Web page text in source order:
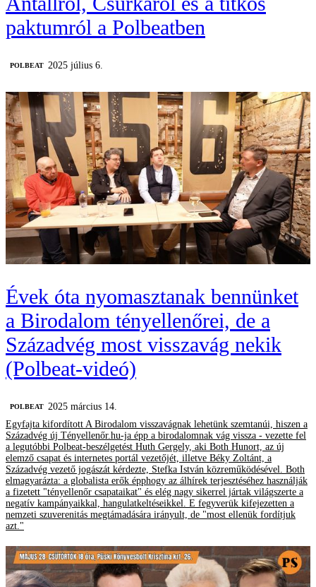
paktumról a Polbeatben
‎POLBEAT 2025 július 6.
Évek óta nyomasztanak bennünket
a Birodalom tényellenőrei, de a
Századvég most visszavág nekik
(Polbeat-videó)
‎POLBEAT
2025 március 14.
Egyfajta kifordított A Birodalom visszavágnak lehetünk szemtanúi, hiszen a
Századvég új Tényellenőr.hu-ja épp a birodalomnak vág vissza - vezette fel
a legutóbbi Polbeat-beszélgetést Huth Gergely, aki Both Hunort, az új
elemző csapat és internetes portál vezetőjét, illetve Béky Zoltánt, a
Századvég vezető jogászát kérdezte, Stefka István közreműködésével. Both
elmagyarázta: a globalista erők épphogy az álhírek terjesztéséhez használják
a fizetett "tényellenőr csapataikat" és elég nagy sikerrel jártak világszerte a
negatív kampányaikkal, hangulatkeltéseikkel. E fegyverük kifejezetten a
nemzeti szuverenitás megtámadására irányult, de "most ellenük fordítjuk
azt."